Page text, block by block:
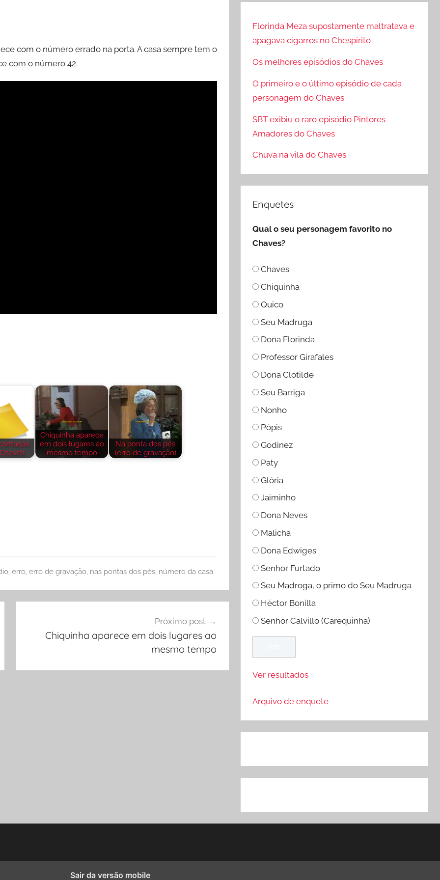
com o número errado na porta. A casa sempre tem o
com o número 42.
Chiquinha aparece
em dois lugares ao
mesmo tempo
Na ponta dos pés
(erro de gravação)
, erro, erro de gravação, nas pontas dos pés, número da casa
Próximo post
Chiquinha aparece em dois lugares ao
mesmo tempo
q
i
s
a
p
o
r
:
c
Florinda Meza supostamente maltratava e
apagava cigarros no Chespirito
Os melhores episódios do Chaves
O primeiro e o último episódio de cada
personagem do Chaves
SBT exibiu o raro episódio Pintores
Amadores do Chaves
Chuva na vila do Chaves
Enquetes
Qual o seu personagem favorito no
Chaves?
Chaves
Chiquinha
Quico
Seu Madruga
Dona Florinda
Professor Girafales
Dona Clotilde
Seu Barriga
Nonho
Pópis
Godinez
Paty
Glória
Jaiminho
Dona Neves
Malicha
Dona Edwiges
Senhor Furtado
Seu Madroga, o primo do Seu Madruga
Héctor Bonilla
Senhor Calvillo (Carequinha)
Ver resultados
Arquivo de enquete
Sair da versão mobile